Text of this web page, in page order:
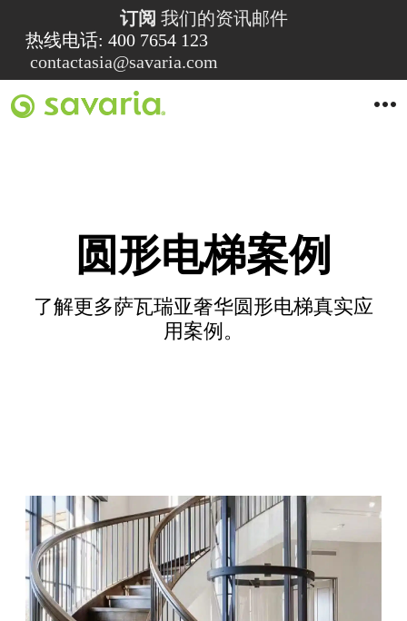
订阅 我们的资讯邮件
热线电话: 400 7654 123
contactasia@savaria.com
O
圆形电梯案例
了解更多萨瓦瑞亚奢华圆形电梯真实应
用案例。
让
M
U
知
名
设